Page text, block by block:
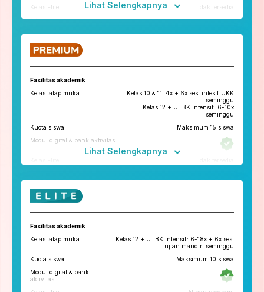
Kelas Elite
Tidak tersedia
Fitur penunjang
ruangbelajar
roboguru
Pengembangan Diri
Konseling Privat via chat & video
Tryout
Tryout Basic & Premium
13x setahun
Lihat Selengkapnya
Fasilitas akademik
Kelas tatap muka
Kelas 10 & 11: 4x + 6x sesi intesif UKK
seminggu
Kelas 12 + UTBK intensif: 6-10x
seminggu
Kuota siswa
Maksimum 15 siswa
Modul digital & bank aktivitas
Konseling dan Kelas
Tryout
Lihat Selengkapnya
Fasilitas akademik
Kelas tatap muka
Kelas 12 + UTBK intensif: 6-18x + 6x sesi
ujian mandiri seminggu
Kuota siswa
Maksimum 10 siswa
Modul digital & bank
aktivitas